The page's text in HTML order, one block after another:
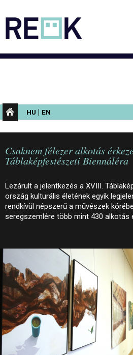
HU | EN
PALOTASÉTÁK ÉS
KÖZÉRDEKŰ
Csaknem félezer alkotás
Táblaképfestészeti Biennáléra
Lezárult a jelentkezés a XVIII.
ország kulturális életének egyik
rendkívül népszerű a művészek
seregszemlére több mint 430 alkotás